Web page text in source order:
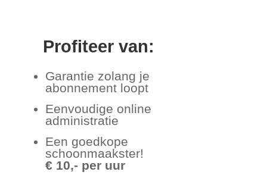
Profiteer van:
Garantie zolang je
abonnement loopt
Eenvoudige online
administratie
Een goedkope
schoonmaakster!
€ 10,- per uur